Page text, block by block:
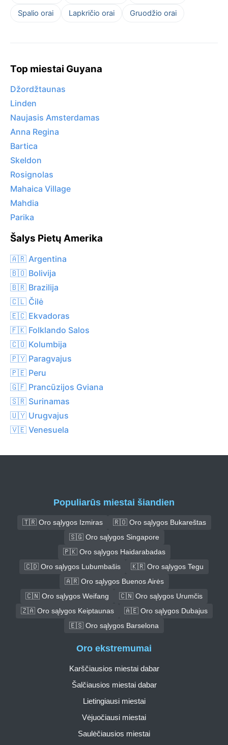
Spalio orai Lapkričio orai Gruodžio orai
Top miestai Guyana
Džordžtaunas
Linden
Naujasis Amsterdamas
Anna Regina
Bartica
Skeldon
Rosignolas
Mahaica Village
Mahdia
Parika
Šalys Pietų Amerika
🇦🇷 Argentina
🇧🇴 Bolivija
🇧🇷 Brazilija
🇨🇱 Čilė
🇪🇨 Ekvadoras
🇫🇰 Folklando Salos
🇨🇴 Kolumbija
🇵🇾 Paragvajus
🇵🇪 Peru
🇬🇫 Prancūzijos Gviana
🇸🇷 Surinamas
🇺🇾 Urugvajus
🇻🇪 Venesuela
Populiarūs miestai šiandien
🇹🇷 Oro sąlygos Izmiras
🇷🇴 Oro sąlygos Bukareštas
🇸🇬 Oro sąlygos Singapore
🇵🇰 Oro sąlygos Haidarabadas
🇨🇩 Oro sąlygos Lubumbašis
🇰🇷 Oro sąlygos Tegu
🇦🇷 Oro sąlygos Buenos Airės
🇨🇳 Oro sąlygos Weifang
🇨🇳 Oro sąlygos Urumčis
🇿🇦 Oro sąlygos Keiptaunas
🇦🇪 Oro sąlygos Dubajus
🇪🇸 Oro sąlygos Barselona
Oro ekstremumai
Karščiausios miestai dabar
Šalčiausios miestai dabar
Lietingiausi miestai
Vėjuočiausi miestai
Saulėčiausios miestai